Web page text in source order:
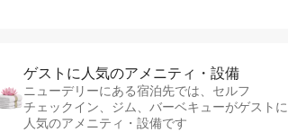
ゲストに人⁠気⁠のア⁠メ⁠ニ⁠テ⁠ィ・設⁠備
ニューデリーにある宿泊先では、セ⁠ル⁠フ
チ⁠ェ⁠ッ⁠ク⁠イ⁠ン、ジム、バーベキューがゲストに
人気のアメニティ・設備です